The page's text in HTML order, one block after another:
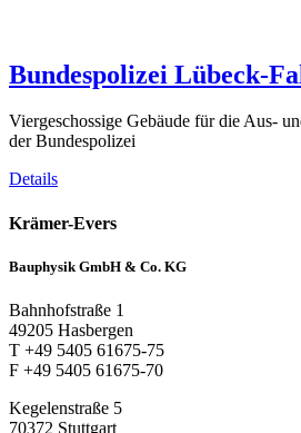
Bundespolizei Lübeck-
Viergeschossige Gebäude für die Aus-
der Bundespolizei
Details
Krämer-Evers
Bauphysik GmbH & Co. KG
Bahnhofstraße 1
49205 Hasbergen
T +49 5405 61675-75
F +49 5405 61675-70
Kegelenstraße 5
70372 Stuttgart